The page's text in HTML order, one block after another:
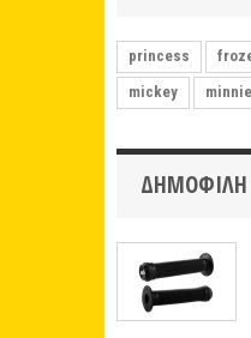
princess
mickey
minnie
ΔΗΜΟΦΙΛΉ